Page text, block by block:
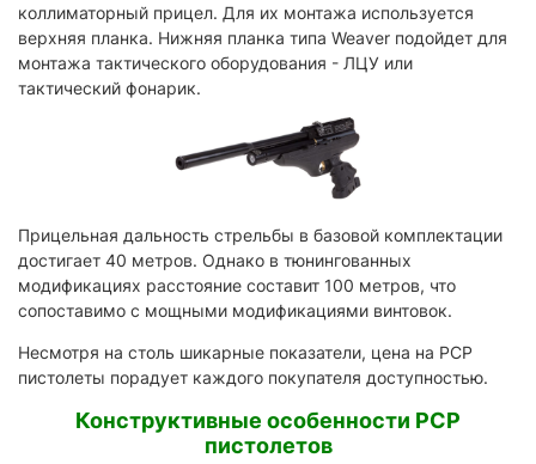
коллиматорный прицел. Для их монтажа используется
верхняя планка. Нижняя планка типа Weaver подойдет для
монтажа тактического оборудования - ЛЦУ или
тактический фонарик.
Прицельная дальность стрельбы в базовой комплектации
достигает 40 метров. Однако в тюнингованных
модификациях расстояние составит 100 метров, что
сопоставимо с мощными модификациями винтовок.
Несмотря на столь шикарные показатели, цена на PCP
пистолеты порадует каждого покупателя доступностью.
Конструктивные особенности PCP
пистолетов